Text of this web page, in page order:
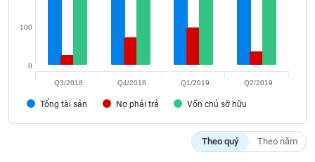
Tổng tài sản Nợ phải trả Vốn chủ sỡ hữu
0
100
Q3/2018 Q4/2018 Q1/2019 Q2/2019
Theo quý Theo năm
tạo
chính